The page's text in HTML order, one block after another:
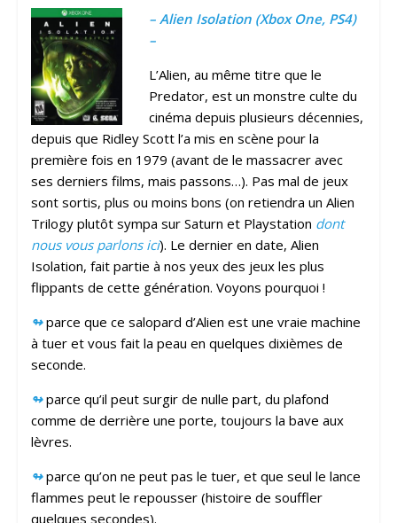
– Alien Isolation (Xbox One, PS4)
–
L’Alien, au même titre que le
Predator, est un monstre culte du
cinéma depuis plusieurs décennies,
depuis que Ridley Scott l’a mis en scène pour la
première fois en 1979 (avant de le massacrer avec
ses derniers films, mais passons…). Pas mal de jeux
sont sortis, plus ou moins bons (on retiendra un Alien
Trilogy plutôt sympa sur Saturn et Playstation dont
nous vous parlons ici). Le dernier en date, Alien
Isolation, fait partie à nos yeux des jeux les plus
flippants de cette génération. Voyons pourquoi !
↬parce que ce salopard d’Alien est une vraie machine
à tuer et vous fait la peau en quelques dixièmes de
seconde.
↬ parce qu’il peut surgir de nulle part, du plafond
comme de derrière une porte, toujours la bave aux
lèvres.
↬ parce qu’on ne peut pas le tuer, et que seul le lance
flammes peut le repousser (histoire de souffler
quelques secondes).